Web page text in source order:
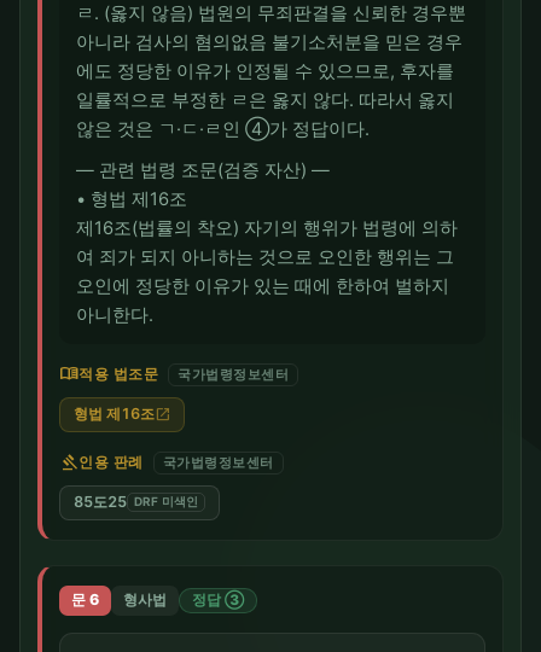
ㄹ. (옳지 않음) 법원의 무죄판결을 신뢰한 경우뿐
아니라 검사의 혐의없음 불기소처분을 믿은 경우
에도 정당한 이유가 인정될 수 있으므로, 후자를
일률적으로 부정한 ㄹ은 옳지 않다. 따라서 옳지
않은 것은 ㄱ·ㄷ·ㄹ인 ④가 정답이다.
― 관련 법령 조문(검증 자산) ―
• 형법 제16조
제16조(법률의 착오) 자기의 행위가 법령에 의하
여 죄가 되지 아니하는 것으로 오인한 행위는 그
오인에 정당한 이유가 있는 때에 한하여 벌하지
아니한다.
menu_book적용 법조문 국가법령정보센터
형법 제16조 open_in_new
gavel인용 판례 국가법령정보센터
85도25 DRF 미색인
문 6 형사법 정답 ③